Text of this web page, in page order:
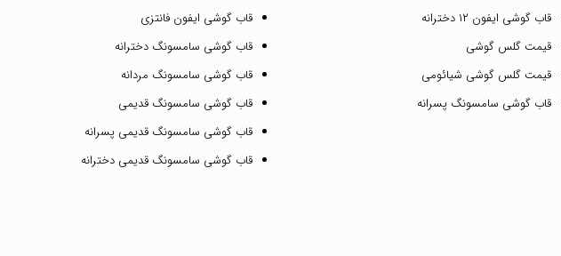
قاب گوشی ایفون ۱۲ دخترانه
قیمت گلس گوشی
قیمت گلس گوشی شیائومی
قاب گوشی سامسونگ پسرانه
قاب گوشی ایفون فانتزی
قاب گوشی سامسونگ دخترانه
قاب گوشی سامسونگ مردانه
قاب گوشی سامسونگ قدیمی
قاب گوشی سامسونگ قدیمی پسرانه
قاب گوشی سامسونگ قدیمی دخترانه